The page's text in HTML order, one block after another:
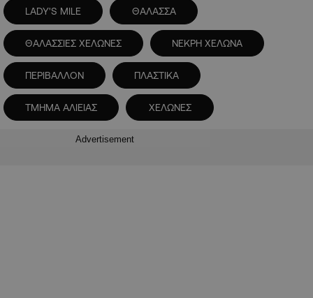
LADY'S MILE ΘΑΛΑΣΣΑ
ΘΑΛΑΣΣΙΕΣ ΧΕΛΩΝΕΣ ΝΕΚΡΗ ΧΕΛΩΝΑ
ΠΕΡΙΒΑΛΛΟΝ ΠΛΑΣΤΙΚΑ
ΤΜΗΜΑ ΑΛΙΕΙΑΣ ΧΕΛΩΝΕΣ
Advertisement